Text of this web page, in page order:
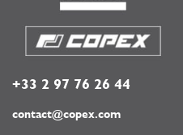
+33 2 97 76 26 44
contact@copex.com